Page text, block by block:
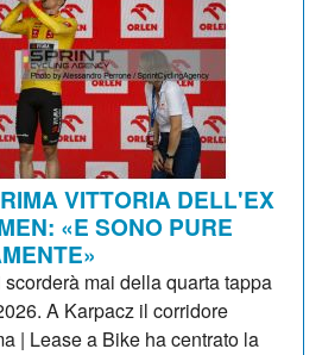
VITTORIA DELL'EX
«E SONO PURE
mai della quarta tappa
A Karpacz il corridore
| Lease a Bike ha centrato la